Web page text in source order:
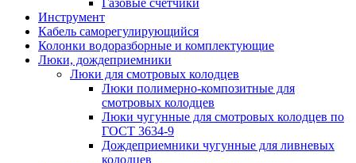
Газовые счётчики
Инструмент
Кабель саморегулирующийся
Колонки водоразборные и комплектующие
Люки, дождеприемники
Люки для смотровых колодцев
Люки полимерно-композитные для
смотровых колодцев
Люки чугунные для смотровых колодцев по
ГОСТ 3634-9
Дождеприемники чугунные для ливневых
колодцев